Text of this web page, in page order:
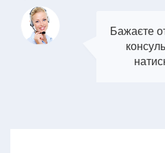
Бажаєте